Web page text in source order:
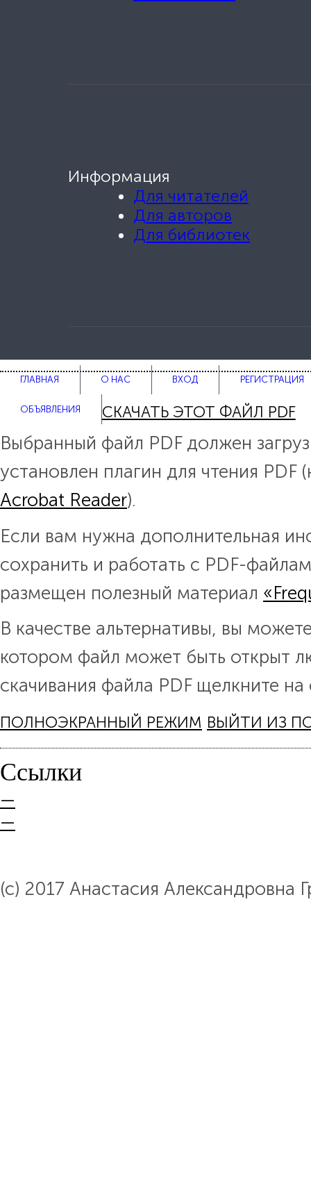
Информация
Для читателей
Для авторов
Для библиотек
ГЛАВНАЯ О НАС ВХОД РЕГИСТРАЦИЯ
ОБЪЯВЛЕНИЯ СКАЧАТЬ ЭТОТ ФАЙЛ PDF
Выбранный файл PDF должен
установлен плагин для чтения
Acrobat Reader).
Если вам нужна дополнительная
сохранить и работать с PDF-
размещен полезный материал
В качестве альтернативы, вы
котором файл может быть открыт
скачивания файла PDF щелкните
ПОЛНОЭКРАННЫЙ РЕЖИМ ВЫЙТИ ИЗ
Ссылки
—
—
(c) 2017 Анастасия Александровна